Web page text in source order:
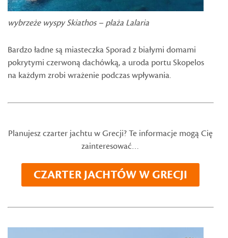
wybrzeże wyspy Skiathos – plaża Lalaria
Bardzo ładne są miasteczka Sporad z białymi domami
pokrytymi czerwoną dachówką, a uroda portu Skopelos
na każdym zrobi wrażenie podczas wpływania.
Planujesz czarter jachtu w Grecji? Te informacje mogą Cię
zainteresować…
CZARTER JACHTÓW W GRECJI